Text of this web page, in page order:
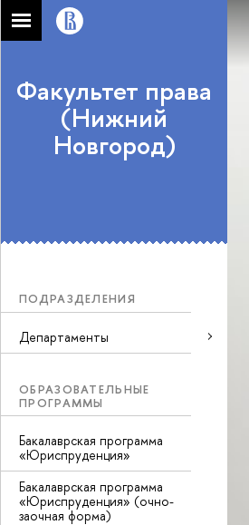
Факультет права
(Нижний
Новгород)
ПОДРАЗДЕЛЕНИЯ
Департаменты
ОБРАЗОВАТЕЛЬНЫЕ
ПРОГРАММЫ
Бакалаврская программа
«Юриспруденция»
Бакалаврская программа
«Юриспруденция» (очно-
заочная форма)